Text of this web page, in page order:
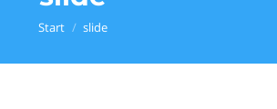
Start slide